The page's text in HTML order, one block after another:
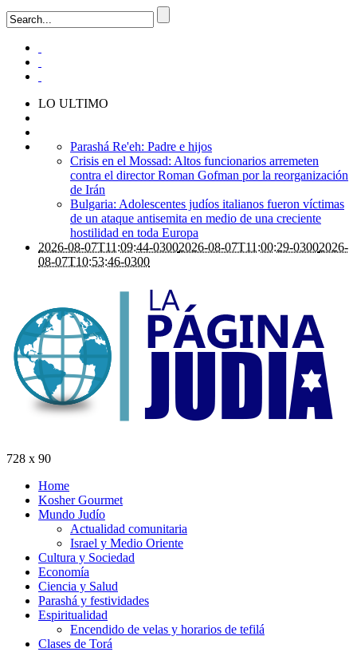
LO ULTIMO
Parashá Re'eh: Padre e hijos
Crisis en el Mossad: Altos funcionarios arremeten
contra el director Roman Gofman por la reorganización
de Irán
Bulgaria: Adolescentes judíos italianos fueron víctimas
de un ataque antisemita en medio de una creciente
hostilidad en toda Europa
2026-08-07T11:09:44-03002026-08-07T11:00:29-03002026-
08-07T10:53:46-0300
728 x 90
Home
Kosher Gourmet
Mundo Judío
Actualidad comunitaria
Israel y Medio Oriente
Cultura y Sociedad
Economía
Ciencia y Salud
Parashá y festividades
Espiritualidad
Encendido de velas y horarios de tefilá
Clases de Torá